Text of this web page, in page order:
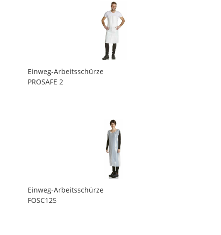
Einweg-Arbeitsschürze
PROSAFE 2
Einweg-Arbeitsschürze
FOSC125